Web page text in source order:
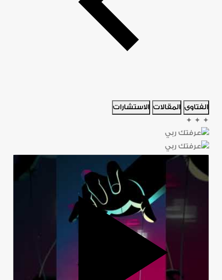
الفتاوى المقالات الاستشارات
✦
✦
✦